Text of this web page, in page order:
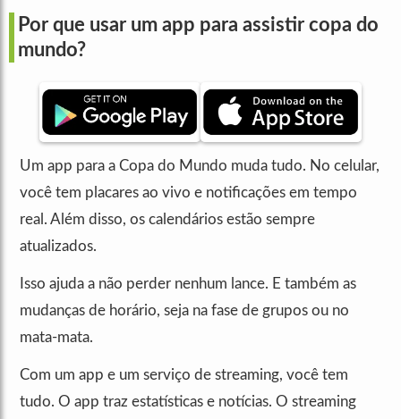
Por que usar um app para assistir copa do
mundo?
Um app para a Copa do Mundo muda tudo. No celular,
você tem placares ao vivo e notificações em tempo
real. Além disso, os calendários estão sempre
atualizados.
Isso ajuda a não perder nenhum lance. E também as
mudanças de horário, seja na fase de grupos ou no
mata-mata.
Com um app e um serviço de streaming, você tem
tudo. O app traz estatísticas e notícias. O streaming